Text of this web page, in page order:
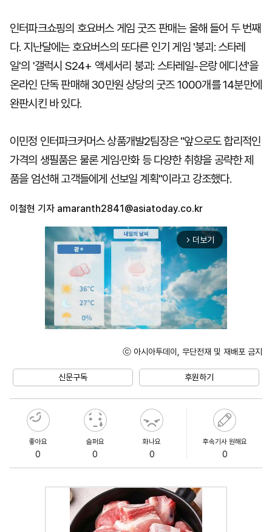
인터파크쇼핑의 호요버스 게임 굿즈 판매는 올해 들어 두 번째
다. 지난달에는 호요버스의 또다른 인기 게임 '붕괴: 스타레
일'의 '갤럭시 S24+ 액세서리 붕괴: 스타레일-은랑 에디션'을
온라인 단독 판매해 30만원 상당의 굿즈 1000개를 14분만에
완판시킨 바 있다.
이민정 인터파크커머스 상품개발2팀장은 "앞으로도 합리적인
가격의 생필품은 물론 게임·만화 등 다양한 취향을 공략한 제
품을 엄선해 고객들에게 선보일 계획"이라고 강조했다.
이철현 기자 amaranth2841@asiatoday.co.kr
arrow_forward_ios 더보기
ⓒ 아시아투데이, 무단전재 및 재배포 금지
신문구독 후원하기
좋아요
0
슬퍼요
0
화나요
0
후속기사 원해요
0